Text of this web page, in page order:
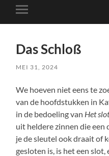
Toggle
mobiel
Das Schloß
MEI 31, 2024
We hoeven niet eens te
van de hoofdstukken in
in de bedoeling van Het
uit heldere zinnen die
je de sleutel ook draait of
gesloten is, is het een slot,